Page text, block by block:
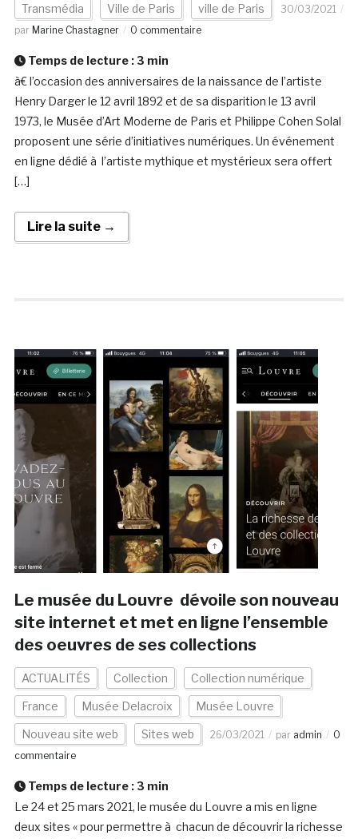
Transmédia Ville de Paris ville de Paris
30/03/2021
par Marine Chastagner 0 commentaire
Temps de lecture : 3 min
à€ l’occasion des anniversaires de la naissance de l’artiste
Henry Darger le 12 avril 1892 et de sa disparition le 13 avril
1973, le Musée d’Art Moderne de Paris et Philippe Cohen Solal
proposent une série d’initiatives numériques. Un événement
en ligne dédié à l’artiste mythique et mystérieux sera offert
[…]
Lire la suite →
Le musée du Louvre dévoile son nouveau
site internet et met en ligne l’ensemble
des oeuvres de ses collections
ACTUALITÉS Collection Collection numérique
France Musée Delacroix Musée Louvre
Nouveau site web Sites web 26/03/2021 par admin
0
commentaire
Temps de lecture : 3 min
Le 24 et 25 mars 2021, le musée du Louvre a mis en ligne
deux sites « pour permettre à chacun de découvrir la richesse